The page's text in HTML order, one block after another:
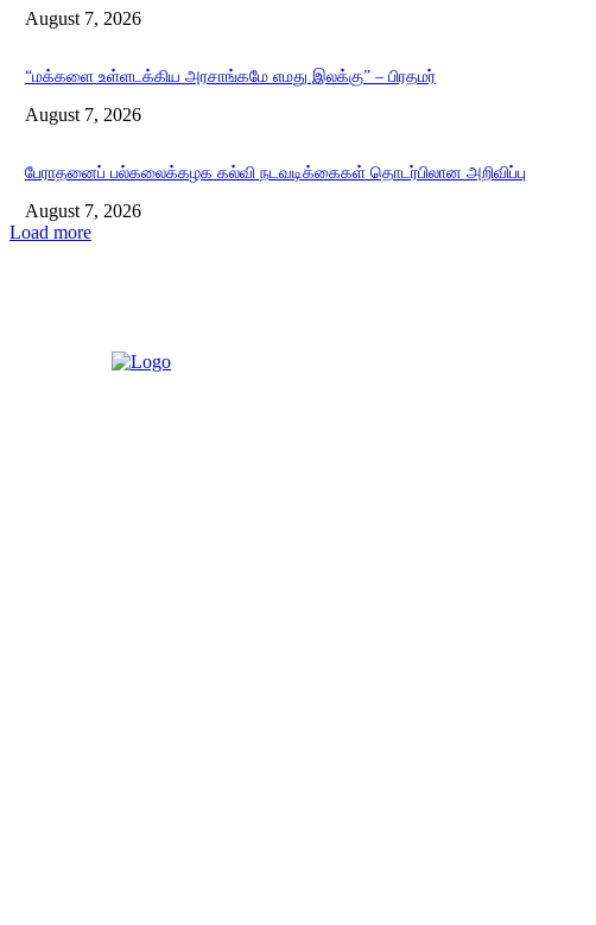
August 7, 2026
“மக்களை உள்ளடக்கிய அரசாங்கமே எமது இலக்கு” – பிரதமர்
August 7, 2026
பேராதனைப் பல்கலைக்கழக கல்வி நடவடிக்கைகள் தொடர்பிலான அறிவிப்பு
August 7, 2026
Load more